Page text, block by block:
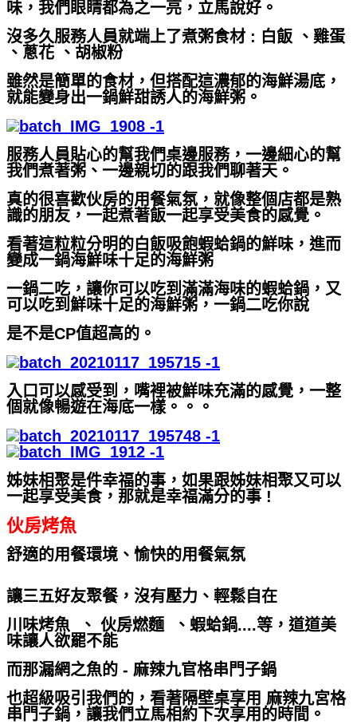
味，我們眼睛都為之一亮，立馬說好。
沒多久服務人員就端上了煮粥食材 : 白飯 、雞蛋
、蔥花 、胡椒粉
雖然是簡單的食材，但搭配這濃郁的海鮮湯底，
就能變身出一鍋鮮甜誘人的海鮮粥。
服務人員貼心的幫我們桌邊服務，一邊細心的幫
我們煮著粥、一邊親切的跟我們聊著天。
真的很喜歡伙房的用餐氣氛，就像整個店都是熟
識的朋友，一起煮著飯一起享受美食的感覺。
看著這粒粒分明的白飯吸飽蝦蛤鍋的鮮味，進而
變成一鍋海鮮味十足的海鮮粥
一鍋二吃，讓你可以吃到滿滿海味的蝦蛤鍋，又
可以吃到鮮味十足的海鮮粥，一鍋二吃你說
是不是CP值超高的。
入口可以感受到，嘴裡被鮮味充滿的感覺，一整
個就像暢遊在海底一樣。。。
姊妹相聚是件幸福的事，如果跟姊妹相聚又可以
一起享受美食，那就是幸福滿分的事 !
伙房烤魚
舒適的用餐環境、愉快的用餐氣氛
讓三五好友聚餐，沒有壓力、輕鬆自在
川味烤魚 、 伙房燃麵 、蝦蛤鍋....等，道道美
味讓人欲罷不能
而那漏網之魚的 - 麻辣九官格串門子鍋
也超級吸引我們的，看著隔壁桌享用 麻辣九宮格
串門子鍋，讓我們立馬相約下次享用的時間。